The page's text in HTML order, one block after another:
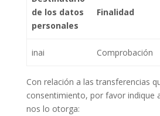
de los datos
personales
Finalidad
inai Comprobación
Con relación a las transferencias
consentimiento, por favor indique
nos lo otorga: